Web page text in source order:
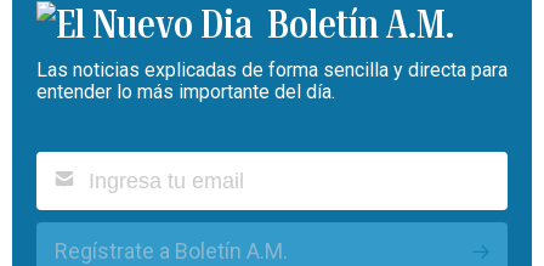
Boletín A.M.
Las noticias explicadas de forma sencilla y directa para
entender lo más importante del día.
Regístrate a Boletín A.M.